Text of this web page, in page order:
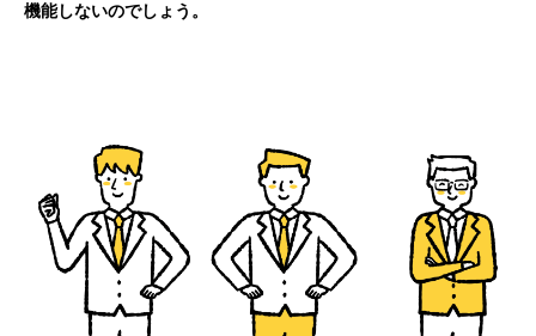
機能しないのでしょう。